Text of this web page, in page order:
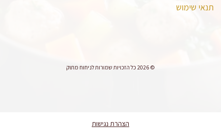
תנאי שימוש
© 2026 כל הזכויות שמורות לניחוח מתוק
הצהרת נגישות